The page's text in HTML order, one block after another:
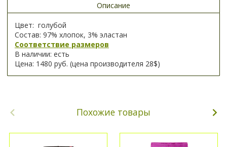
Описание
Цвет: голубой
Состав: 97% хлопок, 3% эластан
Соответствие размеров
В наличии: есть
Цена: 1480 руб. (цена производителя 28$)
Похожие товары